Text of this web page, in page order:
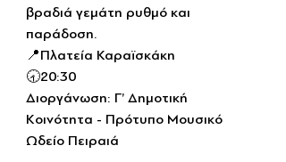
βραδιά γεμάτη ρυθμό και
παράδοση.
📍Πλατεία Καραϊσκάκη
🕣20:30
Διοργάνωση: Γ’ Δημοτική
Κοινότητα - Πρότυπο Μουσικό
Ωδείο Πειραιά